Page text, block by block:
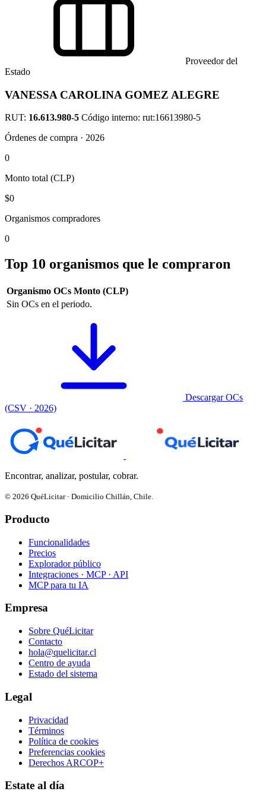
Proveedor del
Estado
VANESSA CAROLINA GOMEZ ALEGRE
RUT: 16.613.980-5 Código interno: rut:16613980-5
Órdenes de compra · 2026
0
Monto total (CLP)
$0
Organismos compradores
0
Top 10 organismos que le compraron
Organismo OCs Monto (CLP)
Sin OCs en el periodo.
Descargar OCs
(CSV · 2026)
Encontrar, analizar, postular, cobrar.
© 2026 QuéLicitar · Domicilio Chillán, Chile.
Producto
Funcionalidades
Precios
Explorador público
Integraciones · MCP · API
MCP para tu IA
Empresa
Sobre QuéLicitar
Contacto
hola@quelicitar.cl
Centro de ayuda
Estado del sistema
Legal
Privacidad
Términos
Política de cookies
Preferencias cookies
Derechos ARCOP+
Estate al día